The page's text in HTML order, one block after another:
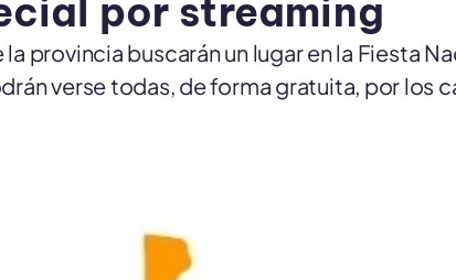
por streaming
provincia buscarán un lugar en la Fiesta
verse todas, de forma gratuita, por los